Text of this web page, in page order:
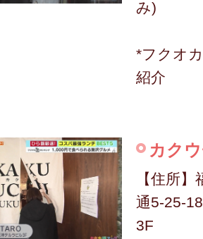
み)
*フクオ
紹介
カク
【住所
通5-25-
3F